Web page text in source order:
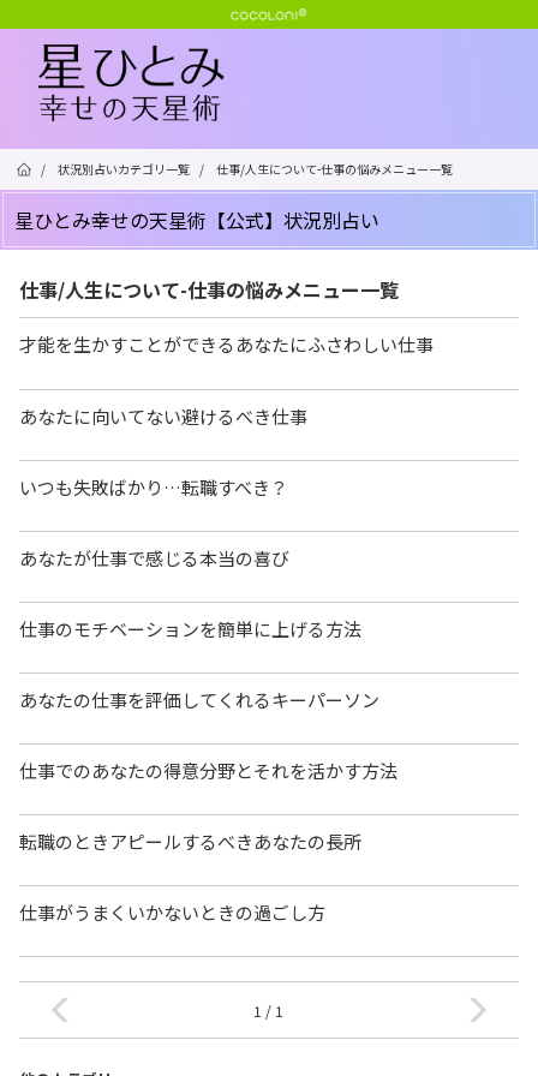
/ 状況別占いカテゴリ一覧 / 仕事/人生について-仕事の悩みメニュー一覧
星ひとみ幸せの天星術【公式】状況別占い
仕事/人生について-仕事の悩みメニュー一覧
才能を生かすことができるあなたにふさわしい仕事
あなたに向いてない避けるべき仕事
いつも失敗ばかり…転職すべき？
あなたが仕事で感じる本当の喜び
仕事のモチベーションを簡単に上げる方法
あなたの仕事を評価してくれるキーパーソン
仕事でのあなたの得意分野とそれを活かす方法
転職のときアピールするべきあなたの長所
仕事がうまくいかないときの過ごし方
1 / 1